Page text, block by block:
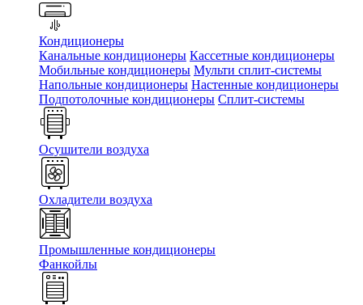
Кондиционеры
Канальные кондиционеры Кассетные кондиционеры
Мобильные кондиционеры Мульти сплит-системы
Напольные кондиционеры Настенные кондиционеры
Подпотолочные кондиционеры Сплит-системы
Осушители воздуха
Охладители воздуха
Промышленные кондиционеры
Фанкойлы